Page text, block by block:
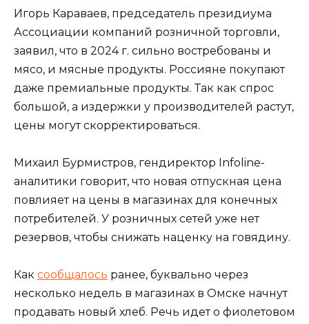
Игорь Караваев, председатель президиума
Ассоциации компаний розничной торговли,
заявил, что в 2024 г. сильно востребованы и
мясо, и мясные продукты. Россияне покупают
даже премиальные продукты. Так как спрос
большой, а издержки у производителей растут,
цены могут скорректироваться.
Михаил Бурмистров, гендиректор Infoline-
аналитики говорит, что новая отпускная цена
повлияет на цены в магазинах для конечных
потребителей. У розничных сетей уже нет
резервов, чтобы снижать наценку на говядину.
Как сообщалось ранее, буквально через
несколько недель в магазинах в Омске начнут
продавать новый хлеб. Речь идет о фиолетовом